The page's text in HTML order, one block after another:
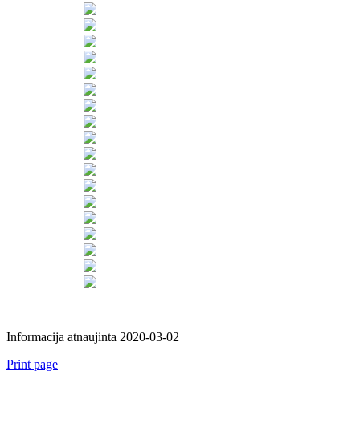
Informacija atnaujinta 2020-03-02
Print page